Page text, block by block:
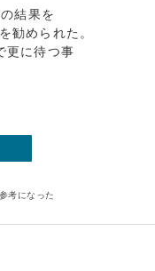
結果を
勧められた。
更に待つ事
考になった